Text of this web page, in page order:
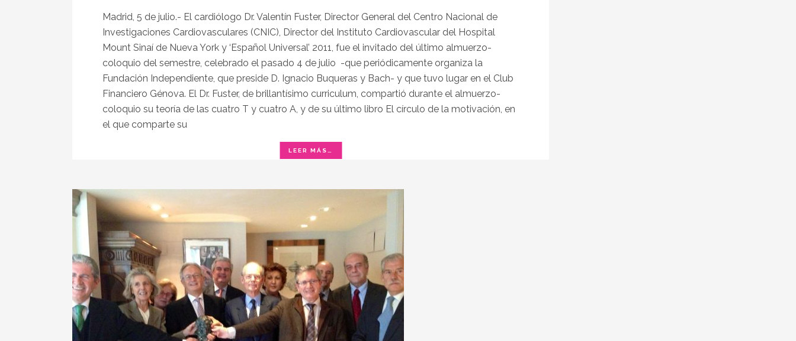
Madrid, 5 de julio.- El cardiólogo Dr. Valentín Fuster, Director General del Centro Nacional de
Investigaciones Cardiovasculares (CNIC), Director del Instituto Cardiovascular del Hospital
Mount Sinaí de Nueva York y ‘Español Universal’ 2011, fue el invitado del último almuerzo-
coloquio del semestre, celebrado el pasado 4 de julio -que periódicamente organiza la
Fundación Independiente, que preside D. Ignacio Buqueras y Bach- y que tuvo lugar en el Club
Financiero Génova. El Dr. Fuster, de brillantísimo curriculum, compartió durante el almuerzo-
coloquio su teoría de las cuatro T y cuatro A, y de su último libro El círculo de la motivación, en
el que comparte su